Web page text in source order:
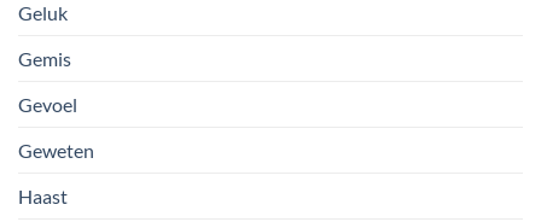
Geluk
Gemis
Gevoel
Geweten
Haast